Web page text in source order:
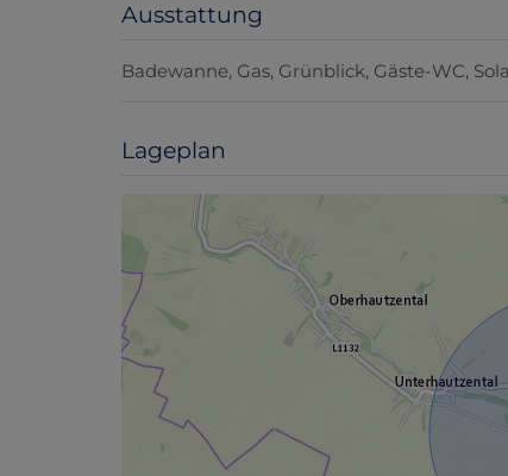
Ausstattung
Badewanne Gas Grünblick Gäste-WC
Lageplan